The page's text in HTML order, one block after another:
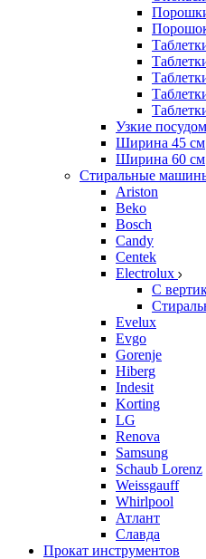
Узкие
Ширина 45 см
Ширина 60 см
Стиральные
Ariston
Beko
Bosch
Candy
Centek
Electrolux
С
Evelux
Evgo
Gorenje
Hiberg
Indesit
Korting
LG
Renova
Samsung
Schaub Lorenz
Weissgauff
Whirlpool
Атлант
Славда
Прокат инструментов